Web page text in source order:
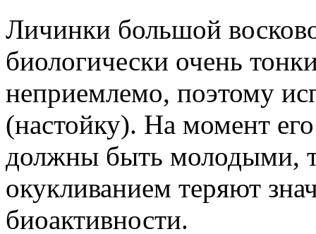
Личинки большой
биологически очень
неприемлемо, поэтому
(настойку). На момент
должны быть молодыми,
окукливанием теряют
биоактивности.